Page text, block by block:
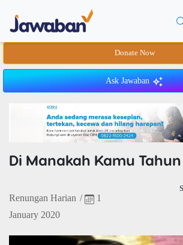
Donate Now
Ask Jawaban
Di Manakah Kamu
Renungan Harian /
1
January 2020